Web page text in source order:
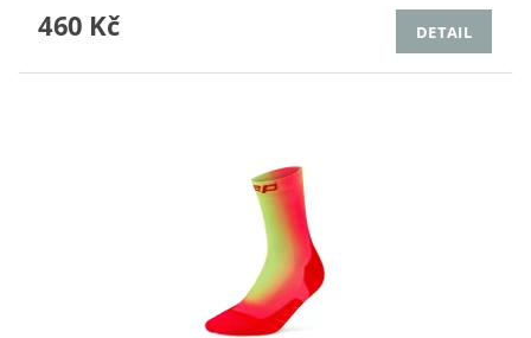
460 Kč DETAIL